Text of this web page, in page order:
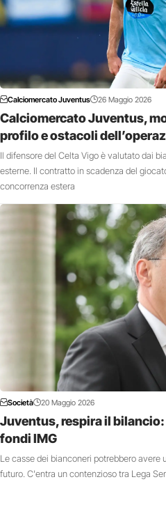
Calciomercato Juventus 26 Maggio 2026
Calciomercato Juventus,
profilo e ostacoli
Il difensore del Celta Vigo è valutato dai
esterne. Il contratto in scadenza del
concorrenza estera
Società 20 Maggio 2026
Juventus, respira il
fondi IMG
Le casse dei bianconeri potrebbero avere
futuro. C'entra un contenzioso tra Lega